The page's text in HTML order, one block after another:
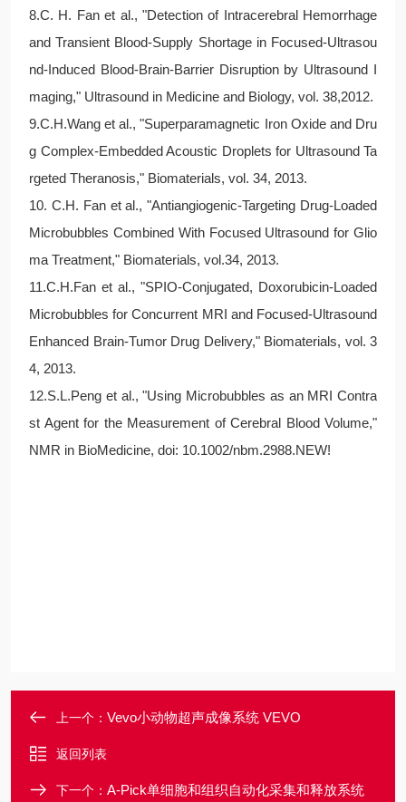
8.C. H. Fan et al., "Detection of Intracerebral Hemorrhage
and Transient Blood-Supply Shortage in Focused-Ultrasou
nd-Induced Blood-Brain-Barrier Disruption by Ultrasound I
maging," Ultrasound in Medicine and Biology, vol. 38,2012.
9.C.H.Wang et al., "Superparamagnetic Iron Oxide and Dru
g Complex-Embedded Acoustic Droplets for Ultrasound Ta
rgeted Theranosis," Biomaterials, vol. 34, 2013.
10. C.H. Fan et al., "Antiangiogenic-Targeting Drug-Loaded
Microbubbles Combined With Focused Ultrasound for Glio
ma Treatment," Biomaterials, vol.34, 2013.
11.C.H.Fan et al., "SPIO-Conjugated, Doxorubicin-Loaded
Microbubbles for Concurrent MRI and Focused-Ultrasound
Enhanced Brain-Tumor Drug Delivery," Biomaterials, vol. 3
4, 2013.
12.S.L.Peng et al., "Using Microbubbles as an MRI Contra
st Agent for the Measurement of Cerebral Blood Volume,"
NMR in BioMedicine, doi: 10.1002/nbm.2988.NEW!
上一个： Vevo小动物超声成像系统 VEVO
返回列表
下一个： A-Pick单细胞和组织自动化采集和释放系统